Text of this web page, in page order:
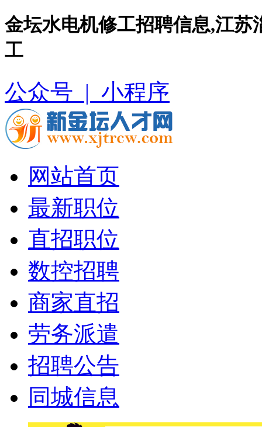
金坛水电机修工招聘信息,江
工
公众号 | 小程序
网站首页
最新职位
直招职位
数控招聘
商家直招
劳务派遣
招聘公告
同城信息